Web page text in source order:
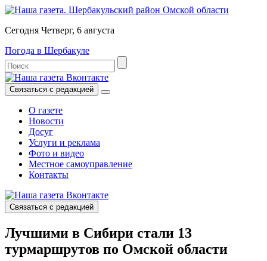
Сегодня Четверг, 6 августа
Погода в Шербакуле
Связаться с редакцией
О газете
Новости
Досуг
Услуги и реклама
Фото и видео
Местное самоуправление
Контакты
Связаться с редакцией
Лучшими в Сибири стали 13
турмаршрутов по Омской области